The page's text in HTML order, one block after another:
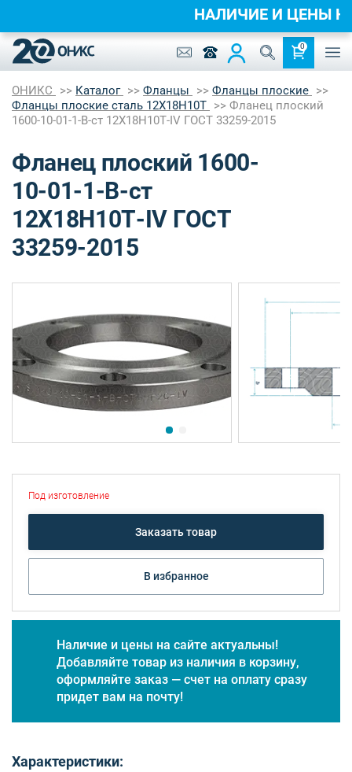
0
ОНИКС Каталог Фланцы
Фланцы плоские
Фланцы плоские сталь 12Х18Н10Т
Фланец плоский
1600-10-01-1-B-ст 12Х18Н10Т-IV ГОСТ 33259-2015
Фланец плоский 1600-
10-01-1-B-ст
12Х18Н10Т-IV ГОСТ
33259-2015
Под изготовление
Заказать товар
В избранное
Наличие и цены на сайте актуальны!
Добавляйте товар из наличия в корзину,
оформляйте заказ — счет на оплату сразу
придет вам на почту!
Характеристики:
НАЛИЧИЕ И